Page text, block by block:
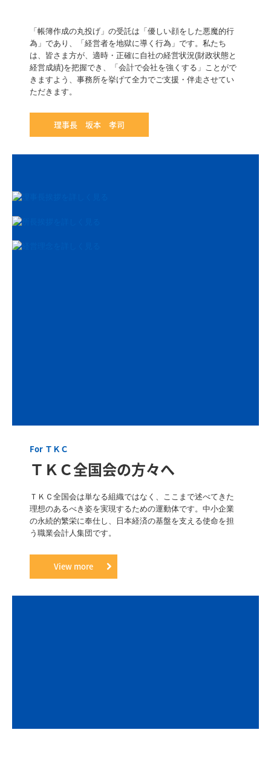
関与先様の声
訪問インタビュー①
経営計画策定しました！
ＴＫＣシステム使ってます！
「帳簿作成の丸投げ」の受託は「優しい顔をした悪魔的行
為」であり、「経営者を地獄に導く行為」です。私たち
は、皆さま方が、適時・正確に自社の経営状況(財政状態と
経営成績)を把握でき、「会計で会社を強くする」ことがで
きますよう、事務所を挙げて全力でご支援・伴走させてい
ただきます。
理事長 坂本 孝司
For ＴＫＣ
ＴＫＣ全国会の方々へ
ＴＫＣ全国会は単なる組織ではなく、ここまで述べてきた
理想のあるべき姿を実現するための運動体です。中小企業
の永続的繁栄に奉仕し、日本経済の基盤を支える使命を担
う職業会計人集団です。
View more